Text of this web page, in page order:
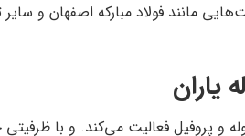
مانند فولاد مبارکه اصفهان و
یاران